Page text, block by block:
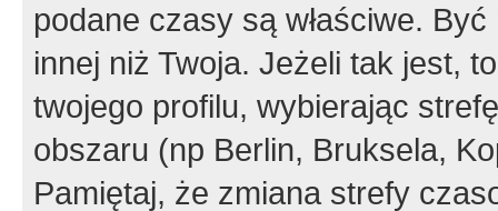
podane czasy są właściwe.
innej niż Twoja. Jeżeli tak jest,
twojego profilu, wybierając
obszaru (np Berlin, Bruksela,
Pamiętaj, że zmiana strefy